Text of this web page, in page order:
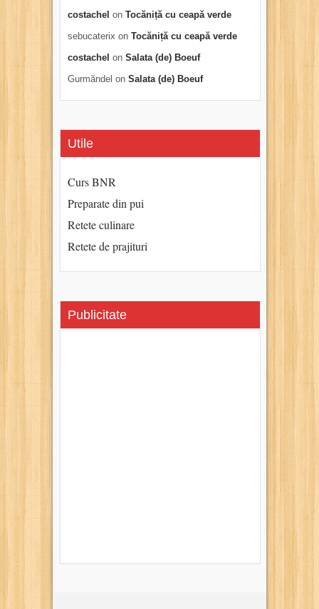
costachel on Tocăniță cu ceapă verde
sebucaterix on Tocăniță cu ceapă verde
costachel on Salata (de) Boeuf
Gurmăndel on Salata (de) Boeuf
Utile
Curs BNR
Preparate din pui
Retete culinare
Retete de prajituri
Publicitate